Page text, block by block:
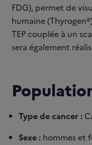
FDG), permet de
humaine
TEP couplée à un
sera également
Type de cancer :
Sexe : hommes et